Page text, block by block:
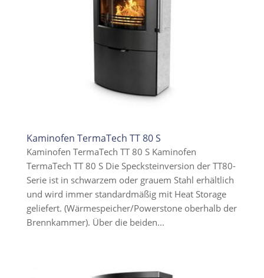
Kaminofen TermaTech TT 80 S
Kaminofen TermaTech TT 80 S Kaminofen
TermaTech TT 80 S Die Specksteinversion der TT80-
Serie ist in schwarzem oder grauem Stahl erhältlich
und wird immer standardmäßig mit Heat Storage
geliefert. (Wärmespeicher/Powerstone oberhalb der
Brennkammer). Über die beiden...